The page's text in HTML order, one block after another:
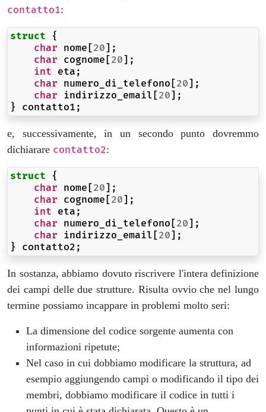
contatto1:
struct {
char nome [20];
char cognome [20];
int eta ;
char numero_di_telefono [20];
char indirizzo_email [20];
}
contatto1 ;
e, successivamente, in un secondo punto dovremmo
dichiarare contatto2:
struct {
char nome [20];
char cognome [20];
int eta ;
char numero_di_telefono [20];
char indirizzo_email [20];
}
contatto2 ;
In sostanza, abbiamo dovuto riscrivere l'intera definizione
dei campi delle due strutture. Risulta ovvio che nel lungo
termine possiamo incappare in problemi molto seri:
La dimensione del codice sorgente aumenta con
informazioni ripetute;
Nel caso in cui dobbiamo modificare la struttura, ad
esempio aggiungendo campi o modificando il tipo dei
membri, dobbiamo modificare il codice in tutti i